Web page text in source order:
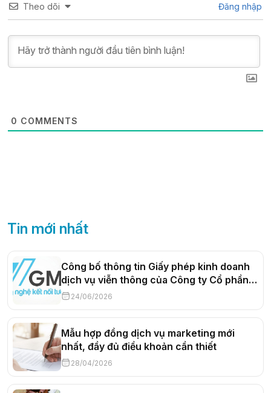
Theo dõi Đăng nhập
0 COMMENTS
Tin mới nhất
Công bố thông tin Giấy phép kinh doanh
dịch vụ viễn thông của Công ty Cổ phần
Truyền thông Trực tuyến VGMO
24/06/2026
Mẫu hợp đồng dịch vụ marketing mới
nhất, đầy đủ điều khoản cần thiết
28/04/2026